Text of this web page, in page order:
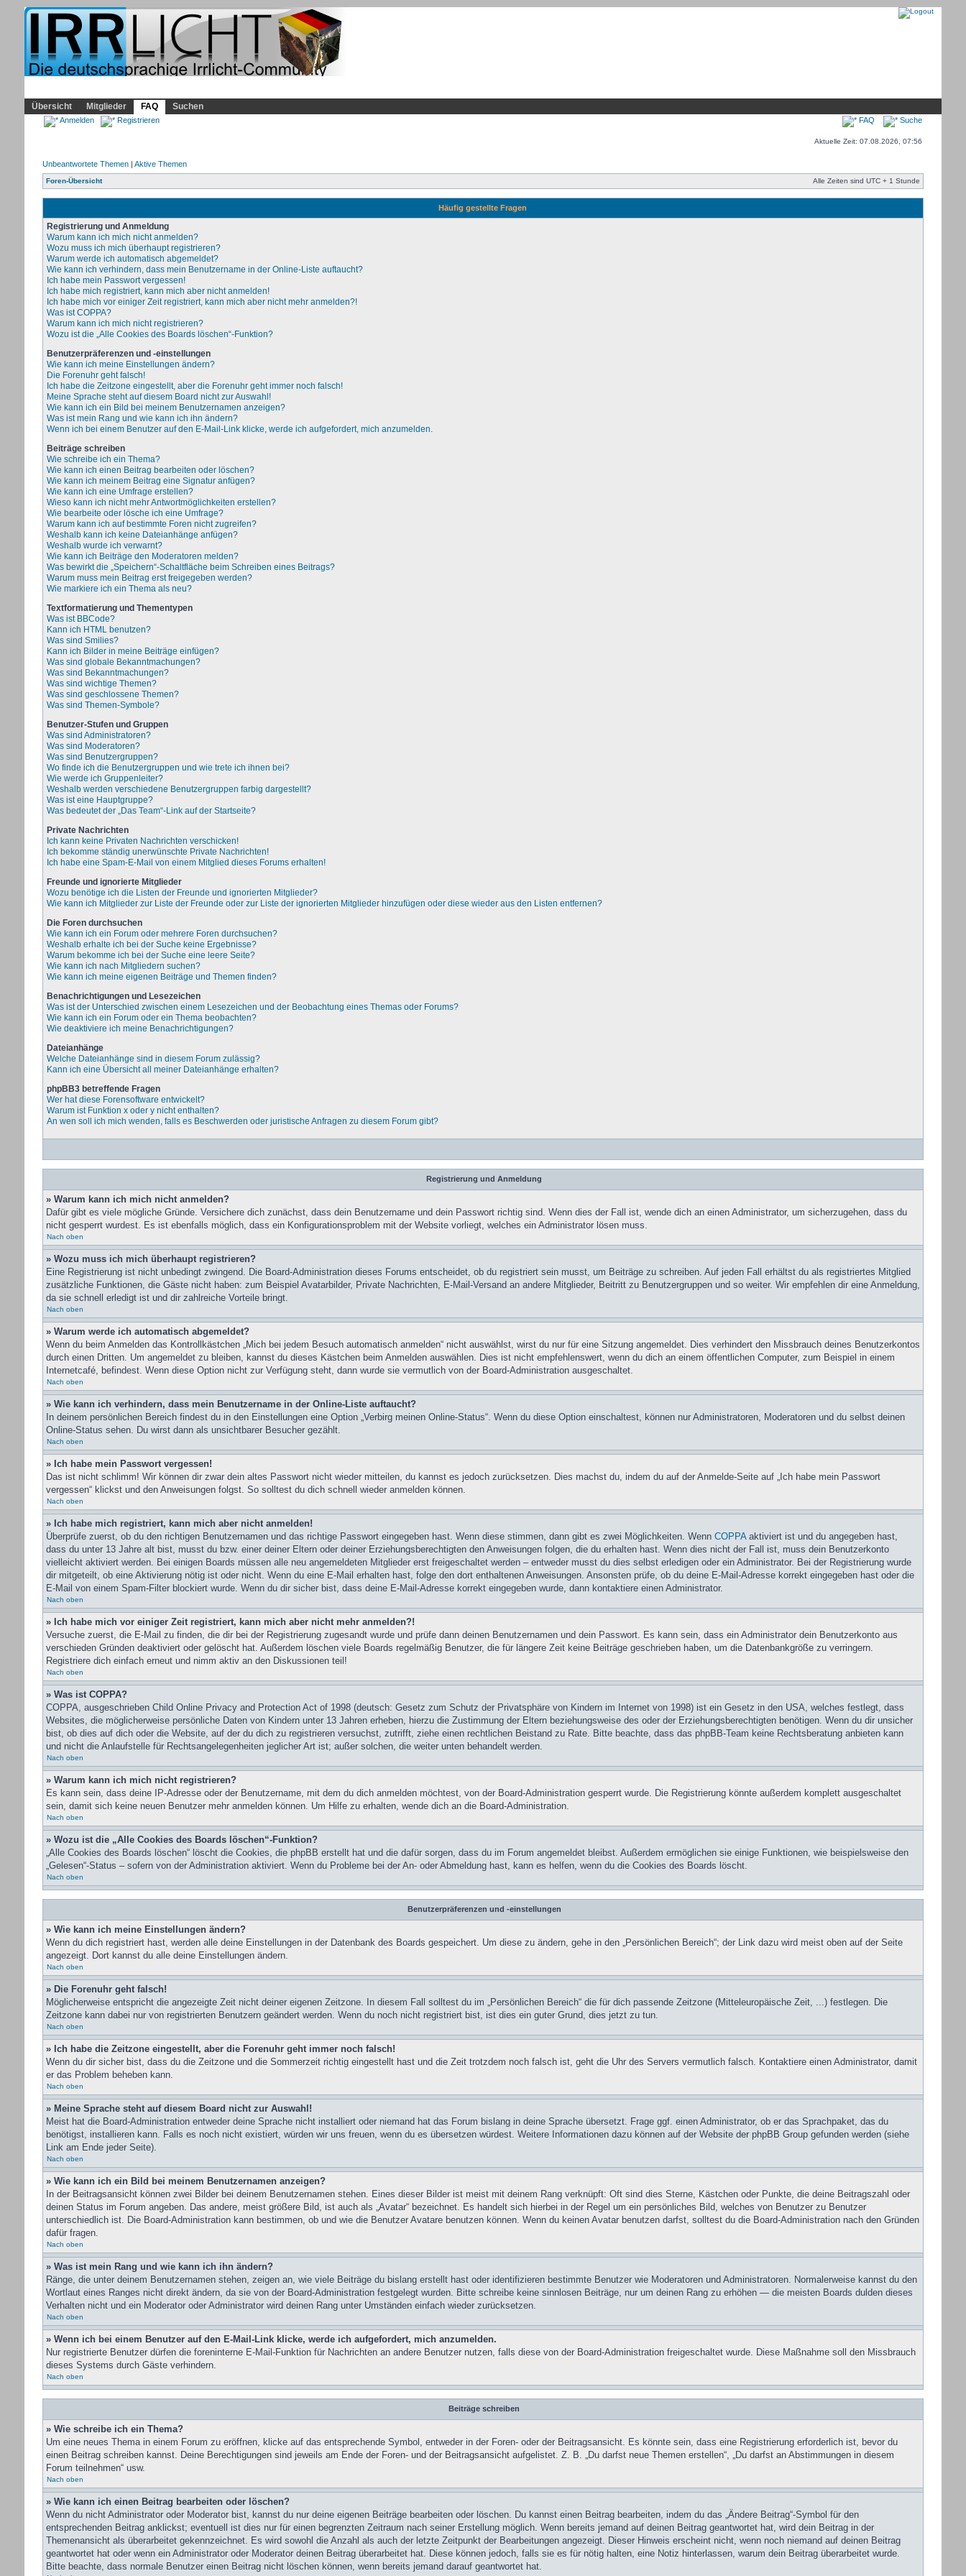
Übersicht
Mitglieder FAQ Suchen
Anmelden Registrieren FAQ Suche
Aktuelle Zeit: 07.08.2026, 07:56
Unbeantwortete Themen| Aktive Themen
Foren-Übersicht Alle Zeiten sind UTC + 1 Stunde
Häufig gestellte Fragen
Registrierung und Anmeldung
Warum kann ich mich nicht anmelden?
Wozu muss ich mich überhaupt registrieren?
Warum werde ich automatisch abgemeldet?
Wie kann ich verhindern, dass mein Benutzername in der Online-Liste auftaucht?
Ich habe mein Passwort vergessen!
Ich habe mich registriert, kann mich aber nicht anmelden!
Ich habe mich vor einiger Zeit registriert, kann mich aber nicht mehr anmelden?!
Was ist COPPA?
Warum kann ich mich nicht registrieren?
Wozu ist die „Alle Cookies des Boards löschen“-Funktion?
Benutzerpräferenzen und -einstellungen
Wie kann ich meine Einstellungen ändern?
Die Forenuhr geht falsch!
Ich habe die Zeitzone eingestellt, aber die Forenuhr geht immer noch falsch!
Meine Sprache steht auf diesem Board nicht zur Auswahl!
Wie kann ich ein Bild bei meinem Benutzernamen anzeigen?
Was ist mein Rang und wie kann ich ihn ändern?
Wenn ich bei einem Benutzer auf den E-Mail-Link klicke, werde ich aufgefordert, mich anzumelden.
Beiträge schreiben
Wie schreibe ich ein Thema?
Wie kann ich einen Beitrag bearbeiten oder löschen?
Wie kann ich meinem Beitrag eine Signatur anfügen?
Wie kann ich eine Umfrage erstellen?
Wieso kann ich nicht mehr Antwortmöglichkeiten erstellen?
Wie bearbeite oder lösche ich eine Umfrage?
Warum kann ich auf bestimmte Foren nicht zugreifen?
Weshalb kann ich keine Dateianhänge anfügen?
Weshalb wurde ich verwarnt?
Wie kann ich Beiträge den Moderatoren melden?
Was bewirkt die „Speichern“-Schaltfläche beim Schreiben eines Beitrags?
Warum muss mein Beitrag erst freigegeben werden?
Wie markiere ich ein Thema als neu?
Textformatierung und Thementypen
Was ist BBCode?
Kann ich HTML benutzen?
Was sind Smilies?
Kann ich Bilder in meine Beiträge einfügen?
Was sind globale Bekanntmachungen?
Was sind Bekanntmachungen?
Was sind wichtige Themen?
Was sind geschlossene Themen?
Was sind Themen-Symbole?
Benutzer-Stufen und Gruppen
Was sind Administratoren?
Was sind Moderatoren?
Was sind Benutzergruppen?
Wo finde ich die Benutzergruppen und wie trete ich ihnen bei?
Wie werde ich Gruppenleiter?
Weshalb werden verschiedene Benutzergruppen farbig dargestellt?
Was ist eine Hauptgruppe?
Was bedeutet der „Das Team“-Link auf der Startseite?
Private Nachrichten
Ich kann keine Privaten Nachrichten verschicken!
Ich bekomme ständig unerwünschte Private Nachrichten!
Ich habe eine Spam-E-Mail von einem Mitglied dieses Forums erhalten!
Freunde und ignorierte Mitglieder
Wozu benötige ich die Listen der Freunde und ignorierten Mitglieder?
Wie kann ich Mitglieder zur Liste der Freunde oder zur Liste der ignorierten Mitglieder hinzufügen oder diese wieder aus den Listen entfernen?
Die Foren durchsuchen
Wie kann ich ein Forum oder mehrere Foren durchsuchen?
Weshalb erhalte ich bei der Suche keine Ergebnisse?
Warum bekomme ich bei der Suche eine leere Seite?
Wie kann ich nach Mitgliedern suchen?
Wie kann ich meine eigenen Beiträge und Themen finden?
Benachrichtigungen und Lesezeichen
Was ist der Unterschied zwischen einem Lesezeichen und der Beobachtung eines Themas oder Forums?
Wie kann ich ein Forum oder ein Thema beobachten?
Wie deaktiviere ich meine Benachrichtigungen?
Dateianhänge
Welche Dateianhänge sind in diesem Forum zulässig?
Kann ich eine Übersicht all meiner Dateianhänge erhalten?
phpBB3 betreffende Fragen
Wer hat diese Forensoftware entwickelt?
Warum ist Funktion x oder y nicht enthalten?
An wen soll ich mich wenden, falls es Beschwerden oder juristische Anfragen zu diesem Forum gibt?
Registrierung und Anmeldung
» Warum kann ich mich nicht anmelden?
Dafür gibt es viele mögliche Gründe. Versichere dich zunächst, dass dein Benutzername und dein Passwort richtig sind. Wenn dies der Fall ist, wende dich an einen Administrator, um sicherzugehen, dass du
nicht gesperrt wurdest. Es ist ebenfalls möglich, dass ein Konfigurationsproblem mit der Website vorliegt, welches ein Administrator lösen muss.
Nach oben
» Wozu muss ich mich überhaupt registrieren?
Eine Registrierung ist nicht unbedingt zwingend. Die Board-Administration dieses Forums entscheidet, ob du registriert sein musst, um Beiträge zu schreiben. Auf jeden Fall erhältst du als registriertes Mitglied
zusätzliche Funktionen, die Gäste nicht haben: zum Beispiel Avatarbilder, Private Nachrichten, E-Mail-Versand an andere Mitglieder, Beitritt zu Benutzergruppen und so weiter. Wir empfehlen dir eine Anmeldung,
da sie schnell erledigt ist und dir zahlreiche Vorteile bringt.
Nach oben
» Warum werde ich automatisch abgemeldet?
Wenn du beim Anmelden das Kontrollkästchen „Mich bei jedem Besuch automatisch anmelden“ nicht auswählst, wirst du nur für eine Sitzung angemeldet. Dies verhindert den Missbrauch deines Benutzerkontos
durch einen Dritten. Um angemeldet zu bleiben, kannst du dieses Kästchen beim Anmelden auswählen. Dies ist nicht empfehlenswert, wenn du dich an einem öffentlichen Computer, zum Beispiel in einem
Internetcafé, befindest. Wenn diese Option nicht zur Verfügung steht, dann wurde sie vermutlich von der Board-Administration ausgeschaltet.
Nach oben
» Wie kann ich verhindern, dass mein Benutzername in der Online-Liste auftaucht?
In deinem persönlichen Bereich findest du in den Einstellungen eine Option „Verbirg meinen Online-Status“. Wenn du diese Option einschaltest, können nur Administratoren, Moderatoren und du selbst deinen
Online-Status sehen. Du wirst dann als unsichtbarer Besucher gezählt.
Nach oben
» Ich habe mein Passwort vergessen!
Das ist nicht schlimm! Wir können dir zwar dein altes Passwort nicht wieder mitteilen, du kannst es jedoch zurücksetzen. Dies machst du, indem du auf der Anmelde-Seite auf „Ich habe mein Passwort
vergessen“ klickst und den Anweisungen folgst. So solltest du dich schnell wieder anmelden können.
Nach oben
» Ich habe mich registriert, kann mich aber nicht anmelden!
Überprüfe zuerst, ob du den richtigen Benutzernamen und das richtige Passwort eingegeben hast. Wenn diese stimmen, dann gibt es zwei Möglichkeiten. Wenn COPPAaktiviert ist und du angegeben hast,
dass du unter 13 Jahre alt bist, musst du bzw. einer deiner Eltern oder deiner Erziehungsberechtigten den Anweisungen folgen, die du erhalten hast. Wenn dies nicht der Fall ist, muss dein Benutzerkonto
vielleicht aktiviert werden. Bei einigen Boards müssen alle neu angemeldeten Mitglieder erst freigeschaltet werden – entweder musst du dies selbst erledigen oder ein Administrator. Bei der Registrierung wurde
dir mitgeteilt, ob eine Aktivierung nötig ist oder nicht. Wenn du eine E-Mail erhalten hast, folge den dort enthaltenen Anweisungen. Ansonsten prüfe, ob du deine E-Mail-Adresse korrekt eingegeben hast oder die
E-Mail von einem Spam-Filter blockiert wurde. Wenn du dir sicher bist, dass deine E-Mail-Adresse korrekt eingegeben wurde, dann kontaktiere einen Administrator.
Nach oben
» Ich habe mich vor einiger Zeit registriert, kann mich aber nicht mehr anmelden?!
Versuche zuerst, die E-Mail zu finden, die dir bei der Registrierung zugesandt wurde und prüfe dann deinen Benutzernamen und dein Passwort. Es kann sein, dass ein Administrator dein Benutzerkonto aus
verschieden Gründen deaktiviert oder gelöscht hat. Außerdem löschen viele Boards regelmäßig Benutzer, die für längere Zeit keine Beiträge geschrieben haben, um die Datenbankgröße zu verringern.
Registriere dich einfach erneut und nimm aktiv an den Diskussionen teil!
Nach oben
» Was ist COPPA?
COPPA, ausgeschrieben Child Online Privacy and Protection Act of 1998 (deutsch: Gesetz zum Schutz der Privatsphäre von Kindern im Internet von 1998) ist ein Gesetz in den USA, welches festlegt, dass
Websites, die möglicherweise persönliche Daten von Kindern unter 13 Jahren erheben, hierzu die Zustimmung der Eltern beziehungsweise des oder der Erziehungsberechtigten benötigen. Wenn du dir unsicher
bist, ob dies auf dich oder die Website, auf der du dich zu registrieren versuchst, zutrifft, ziehe einen rechtlichen Beistand zu Rate. Bitte beachte, dass das phpBB-Team keine Rechtsberatung anbieten kann
und nicht die Anlaufstelle für Rechtsangelegenheiten jeglicher Art ist; außer solchen, die weiter unten behandelt werden.
Nach oben
» Warum kann ich mich nicht registrieren?
Es kann sein, dass deine IP-Adresse oder der Benutzername, mit dem du dich anmelden möchtest, von der Board-Administration gesperrt wurde. Die Registrierung könnte außerdem komplett ausgeschaltet
sein, damit sich keine neuen Benutzer mehr anmelden können. Um Hilfe zu erhalten, wende dich an die Board-Administration.
Nach oben
» Wozu ist die „Alle Cookies des Boards löschen“-Funktion?
„Alle Cookies des Boards löschen“ löscht die Cookies, die phpBB erstellt hat und die dafür sorgen, dass du im Forum angemeldet bleibst. Außerdem ermöglichen sie einige Funktionen, wie beispielsweise den
„Gelesen“-Status – sofern von der Administration aktiviert. Wenn du Probleme bei der An- oder Abmeldung hast, kann es helfen, wenn du die Cookies des Boards löscht.
Nach oben
Benutzerpräferenzen und -einstellungen
» Wie kann ich meine Einstellungen ändern?
Wenn du dich registriert hast, werden alle deine Einstellungen in der Datenbank des Boards gespeichert. Um diese zu ändern, gehe in den „Persönlichen Bereich“; der Link dazu wird meist oben auf der Seite
angezeigt. Dort kannst du alle deine Einstellungen ändern.
Nach oben
» Die Forenuhr geht falsch!
Möglicherweise entspricht die angezeigte Zeit nicht deiner eigenen Zeitzone. In diesem Fall solltest du im „Persönlichen Bereich“ die für dich passende Zeitzone (Mitteleuropäische Zeit, ...) festlegen. Die
Zeitzone kann dabei nur von registrierten Benutzern geändert werden. Wenn du noch nicht registriert bist, ist dies ein guter Grund, dies jetzt zu tun.
Nach oben
» Ich habe die Zeitzone eingestellt, aber die Forenuhr geht immer noch falsch!
Wenn du dir sicher bist, dass du die Zeitzone und die Sommerzeit richtig eingestellt hast und die Zeit trotzdem noch falsch ist, geht die Uhr des Servers vermutlich falsch. Kontaktiere einen Administrator, damit
er das Problem beheben kann.
Nach oben
» Meine Sprache steht auf diesem Board nicht zur Auswahl!
Meist hat die Board-Administration entweder deine Sprache nicht installiert oder niemand hat das Forum bislang in deine Sprache übersetzt. Frage ggf. einen Administrator, ob er das Sprachpaket, das du
benötigst, installieren kann. Falls es noch nicht existiert, würden wir uns freuen, wenn du es übersetzen würdest. Weitere Informationen dazu können auf der Website der phpBB Group gefunden werden (siehe
Link am Ende jeder Seite).
Nach oben
» Wie kann ich ein Bild bei meinem Benutzernamen anzeigen?
In der Beitragsansicht können zwei Bilder bei deinem Benutzernamen stehen. Eines dieser Bilder ist meist mit deinem Rang verknüpft: Oft sind dies Sterne, Kästchen oder Punkte, die deine Beitragszahl oder
deinen Status im Forum angeben. Das andere, meist größere Bild, ist auch als „Avatar“ bezeichnet. Es handelt sich hierbei in der Regel um ein persönliches Bild, welches von Benutzer zu Benutzer
unterschiedlich ist. Die Board-Administration kann bestimmen, ob und wie die Benutzer Avatare benutzen können. Wenn du keinen Avatar benutzen darfst, solltest du die Board-Administration nach den Gründen
dafür fragen.
Nach oben
» Was ist mein Rang und wie kann ich ihn ändern?
Ränge, die unter deinem Benutzernamen stehen, zeigen an, wie viele Beiträge du bislang erstellt hast oder identifizieren bestimmte Benutzer wie Moderatoren und Administratoren. Normalerweise kannst du den
Wortlaut eines Ranges nicht direkt ändern, da sie von der Board-Administration festgelegt wurden. Bitte schreibe keine sinnlosen Beiträge, nur um deinen Rang zu erhöhen — die meisten Boards dulden dieses
Verhalten nicht und ein Moderator oder Administrator wird deinen Rang unter Umständen einfach wieder zurücksetzen.
Nach oben
» Wenn ich bei einem Benutzer auf den E-Mail-Link klicke, werde ich aufgefordert, mich anzumelden.
Nur registrierte Benutzer dürfen die foreninterne E-Mail-Funktion für Nachrichten an andere Benutzer nutzen, falls diese von der Board-Administration freigeschaltet wurde. Diese Maßnahme soll den Missbrauch
dieses Systems durch Gäste verhindern.
Nach oben
Beiträge schreiben
» Wie schreibe ich ein Thema?
Um eine neues Thema in einem Forum zu eröffnen, klicke auf das entsprechende Symbol, entweder in der Foren- oder der Beitragsansicht. Es könnte sein, dass eine Registrierung erforderlich ist, bevor du
einen Beitrag schreiben kannst. Deine Berechtigungen sind jeweils am Ende der Foren- und der Beitragsansicht aufgelistet. Z. B. „Du darfst neue Themen erstellen“, „Du darfst an Abstimmungen in diesem
Forum teilnehmen“ usw.
Nach oben
» Wie kann ich einen Beitrag bearbeiten oder löschen?
Wenn du nicht Administrator oder Moderator bist, kannst du nur deine eigenen Beiträge bearbeiten oder löschen. Du kannst einen Beitrag bearbeiten, indem du das „Ändere Beitrag“-Symbol für den
entsprechenden Beitrag anklickst; eventuell ist dies nur für einen begrenzten Zeitraum nach seiner Erstellung möglich. Wenn bereits jemand auf deinen Beitrag geantwortet hat, wird dein Beitrag in der
Themenansicht als überarbeitet gekennzeichnet. Es wird sowohl die Anzahl als auch der letzte Zeitpunkt der Bearbeitungen angezeigt. Dieser Hinweis erscheint nicht, wenn noch niemand auf deinen Beitrag
geantwortet hat oder wenn ein Administrator oder Moderator deinen Beitrag überarbeitet hat. Diese können jedoch, falls sie es für nötig halten, eine Notiz hinterlassen, warum dein Beitrag überarbeitet wurde.
Bitte beachte, dass normale Benutzer einen Beitrag nicht löschen können, wenn bereits jemand darauf geantwortet hat.